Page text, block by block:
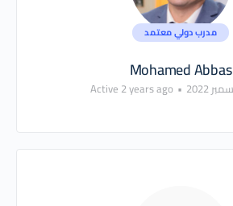
مدرب دولي معتمد
Mohamed Abbas
•
Active 2 years ago